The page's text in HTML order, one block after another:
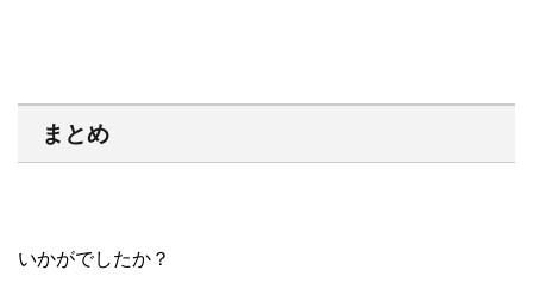
まとめ
いかがでしたか？